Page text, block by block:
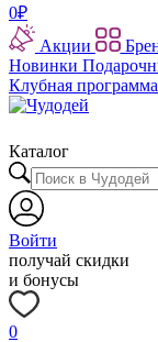
0₽
Акции
Новинки
Клубная программа
Каталог
Войти
получай скидки
и бонусы
0